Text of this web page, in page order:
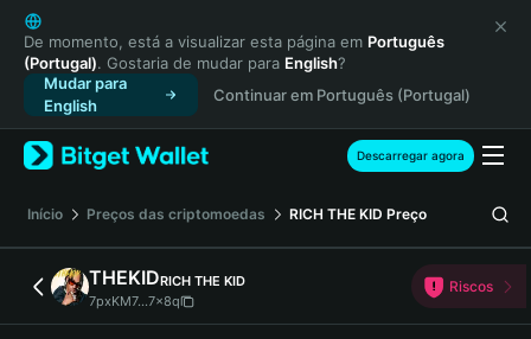
English
日本語
Tiếng Việt
Русский
Español (Latinoamérica)
Türkçe
Français
Deutsch
简体中文
繁體中文
Português (Portugal)
De momento, está a visualizar esta página em Português
(Portugal). Gostaria de mudar para English?
Mudar para
English
Continuar em Português (Portugal)
Descarregar agora
Início Preços das criptomoedas RICH THE KID Preço
THEKIDRICH THE KID
7pxKM7...7x8q
Riscos